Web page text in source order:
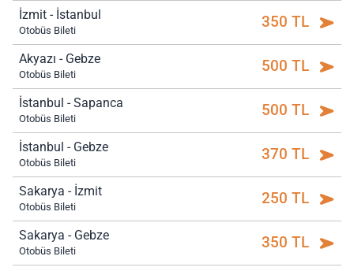
İzmit - İstanbul
Otobüs Bileti 350 TL
Akyazı - Gebze
Otobüs Bileti 500 TL
İstanbul - Sapanca
Otobüs Bileti 500 TL
İstanbul - Gebze
Otobüs Bileti 370 TL
Sakarya - İzmit
Otobüs Bileti 250 TL
Sakarya - Gebze
Otobüs Bileti 350 TL